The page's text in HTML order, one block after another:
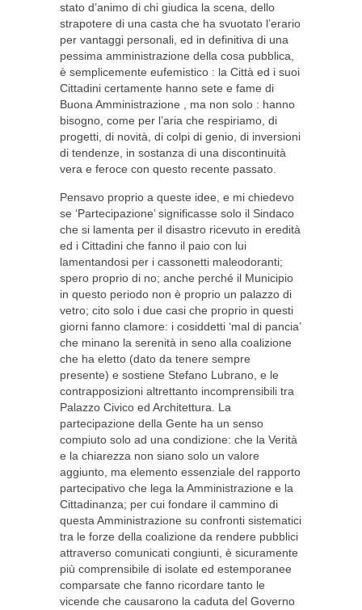
stato d’animo di chi giudica la scena, dello
strapotere di una casta che ha svuotato l’erario
per vantaggi personali, ed in definitiva di una
pessima amministrazione della cosa pubblica,
è semplicemente eufemistico : la Città ed i suoi
Cittadini certamente hanno sete e fame di
Buona Amministrazione , ma non solo : hanno
bisogno, come per l’aria che respiriamo, di
progetti, di novità, di colpi di genio, di inversioni
di tendenze, in sostanza di una discontinuità
vera e feroce con questo recente passato.
Pensavo proprio a queste idee, e mi chiedevo
se ‘Partecipazione’ significasse solo il Sindaco
che si lamenta per il disastro ricevuto in eredità
ed i Cittadini che fanno il paio con lui
lamentandosi per i cassonetti maleodoranti;
spero proprio di no; anche perché il Municipio
in questo periodo non è proprio un palazzo di
vetro; cito solo i due casi che proprio in questi
giorni fanno clamore: i cosiddetti ‘mal di pancia’
che minano la serenità in seno alla coalizione
che ha eletto (dato da tenere sempre
presente) e sostiene Stefano Lubrano, e le
contrapposizioni altrettanto incomprensibili tra
Palazzo Civico ed Architettura. La
partecipazione della Gente ha un senso
compiuto solo ad una condizione: che la Verità
e la chiarezza non siano solo un valore
aggiunto, ma elemento essenziale del rapporto
partecipativo che lega la Amministrazione e la
Cittadinanza; per cui fondare il cammino di
questa Amministrazione su confronti sistematici
tra le forze della coalizione da rendere pubblici
attraverso comunicati congiunti, è sicuramente
più comprensibile di isolate ed estemporanee
comparsate che fanno ricordare tanto le
vicende che causarono la caduta del Governo